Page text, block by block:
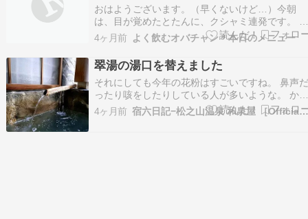
おはようございます。（早くないけど…）今朝
は、目が覚めたとたんに、クシャミ連発です。 こ
の頃はゼンゼンクシャミも出なかったので、花粉
症のお薬も飲まないでOKだったのですが、今朝
飲みました。（でも、まだ止まりません）目も痛
痒くて、涙が出ています。 「だけど、涙が出ちゃ
う、花粉症な…
4ヶ月前 よく飲むオバチャン＊本日のメニュー
翠湯の湯口を替えました
それにしても今年の花粉はすごいですね。 鼻声だ
ったり咳をしたりしている人が多いような。 かく
いう私も咳が出ますね。 花粉症でなくても、 こ
れだけの花粉が飛べば反応が出るというもので
4ヶ月前 宿六日記−松之山温泉 和泉屋 ［Official Blog］